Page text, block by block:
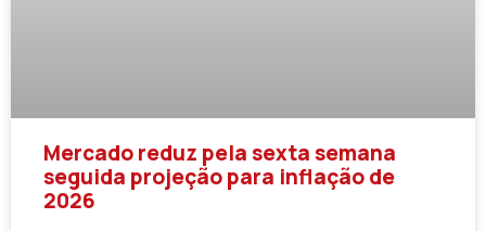
Mercado reduz pela sexta semana
seguida projeção para inflação de
2026